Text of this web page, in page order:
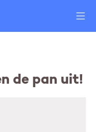
de pan uit!